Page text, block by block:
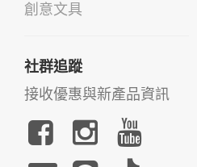
創意文具
社群追蹤
接收優惠與新產品資訊